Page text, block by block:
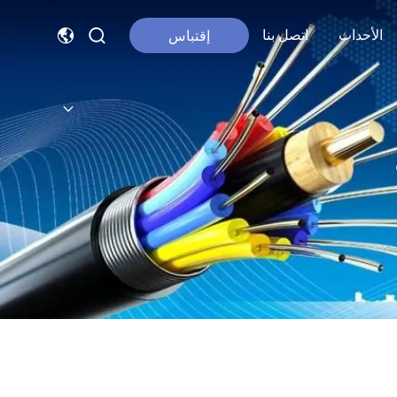
الأحداث اتصل بنا إقتباس